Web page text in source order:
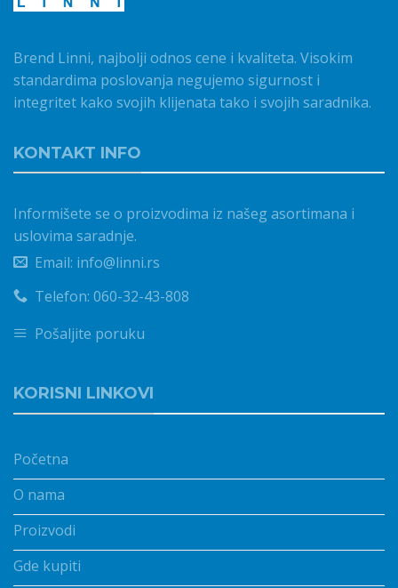
Brend Linni, najbolji odnos cene i kvaliteta. Visokim
standardima poslovanja negujemo sigurnost i
integritet kako svojih klijenata tako i svojih saradnika.
KONTAKT INFO
Informišete se o proizvodima iz našeg asortimana i
uslovima saradnje.
Email: info@linni.rs
Telefon: 060-32-43-808
Pošaljite poruku
KORISNI LINKOVI
Početna
O nama
Proizvodi
Gde kupiti